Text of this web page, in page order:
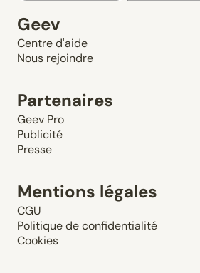
Geev
Centre d'aide
Nous rejoindre
Partenaires
Geev Pro
Publicité
Presse
Mentions légales
CGU
Politique de confidentialité
Cookies